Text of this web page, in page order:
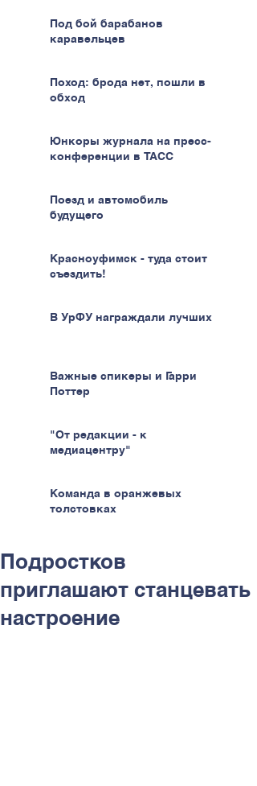
Под бой барабанов
каравельцев
Поход: брода нет, пошли в
обход
Юнкоры журнала на пресс-
конференции в ТАСС
Поезд и автомобиль
будущего
Красноуфимск - туда стоит
съездить!
В УрФУ награждали лучших
Важные спикеры и Гарри
Поттер
"От редакции - к
медиацентру"
Команда в оранжевых
толстовках
Подростков
приглашают станцевать
настроение